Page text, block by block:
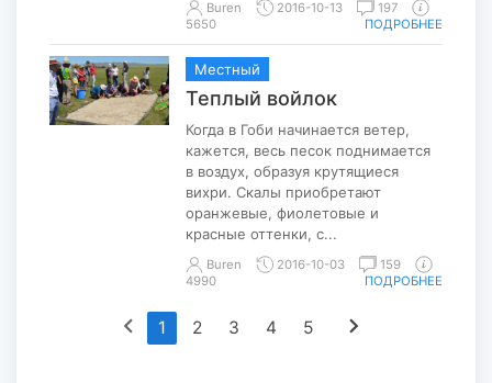
Buren 2016-10-13
197
5650
ПОДРОБНЕЕ
Местный
Теплый войлок
Когда в Гоби начинается ветер,
кажется, весь песок поднимается
в воздух, образуя крутящиеся
вихри. Скалы приобретают
оранжевые, фиолетовые и
красные оттенки, с...
Buren 2016-10-03
159
4990
ПОДРОБНЕЕ
chevron_left 1 2 3 4 5 chevron_right